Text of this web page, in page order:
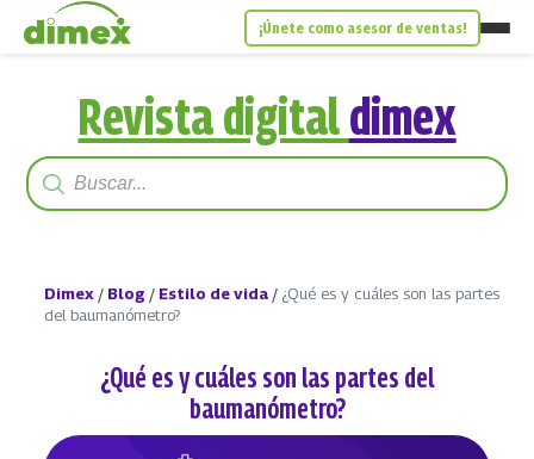
¡Únete como asesor de ventas!
Revista digitaldimex
Dimex / Blog / Estilo de vida / ¿Qué es y cuáles son las partes
del baumanómetro?
¿Qué es y cuáles son las partes del
baumanómetro?